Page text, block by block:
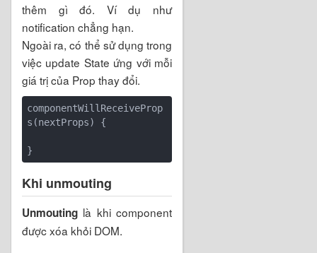
thêm gì đó. Ví dụ như
notification chẳng hạn.
Ngoài ra, có thể sử dụng trong
việc update State ứng với mỗi
giá trị của Prop thay đổi.
componentWillReceiveProp
s(nextProps) {
Khi unmouting
Unmouting là khi component
được xóa khỏi DOM.